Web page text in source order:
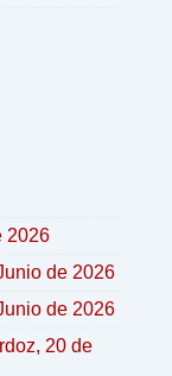
2026
de 2026
de 2026
20 de